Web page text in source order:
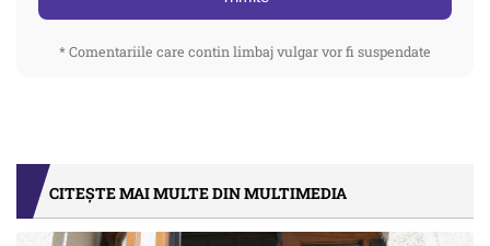
* Comentariile care contin limbaj vulgar vor fi suspendate
CITEȘTE MAI MULTE DIN MULTIMEDIA